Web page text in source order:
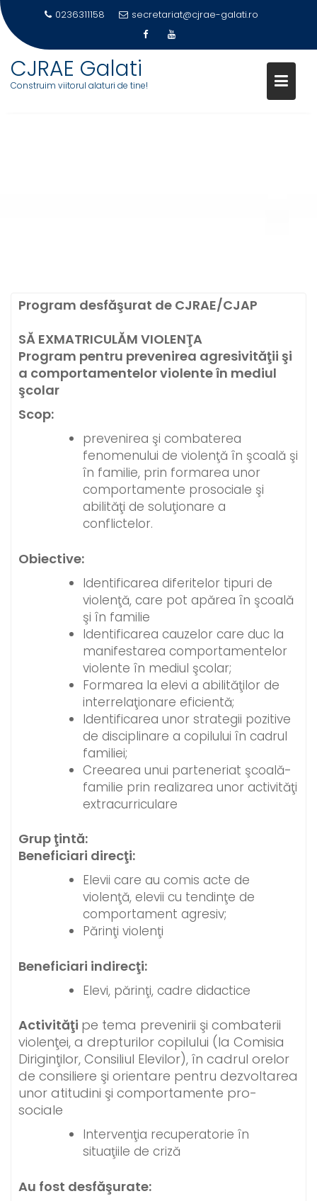
0236311158 secretariat@cjrae-galati.ro
CJRAE Galati
Construim viitorul alaturi de tine!
Program desfăşurat de CJRAE/CJAP
SĂ EXMATRICULĂM VIOLENŢA
Program pentru prevenirea agresivităţii şi
a comportamentelor violente în mediul
şcolar
Scop:
prevenirea şi combaterea
fenomenului de violenţă în şcoală şi
în familie, prin formarea unor
comportamente prosociale şi
abilităţi de soluţionare a
conflictelor.
Obiective:
Identificarea diferitelor tipuri de
violenţă, care pot apărea în şcoală
şi în familie
Identificarea cauzelor care duc la
manifestarea comportamentelor
violente în mediul şcolar;
Formarea la elevi a abilităţilor de
interrelaţionare eficientă;
Identificarea unor strategii pozitive
de disciplinare a copilului în cadrul
familiei;
Creearea unui parteneriat şcoală-
familie prin realizarea unor activităţi
extracurriculare
Grup ţintă:
Beneficiari direcţi:
Elevii care au comis acte de
violenţă, elevii cu tendinţe de
comportament agresiv;
Părinţi violenţi
Beneficiari indirecţi:
Elevi, părinţi, cadre didactice
Activităţi pe tema prevenirii şi combaterii
violenţei, a drepturilor copilului (la Comisia
Diriginţilor, Consiliul Elevilor), în cadrul orelor
de consiliere şi orientare pentru dezvoltarea
unor atitudini şi comportamente pro-
sociale
Intervenţia recuperatorie în
situaţiile de criză
Au fost desfăşurate: